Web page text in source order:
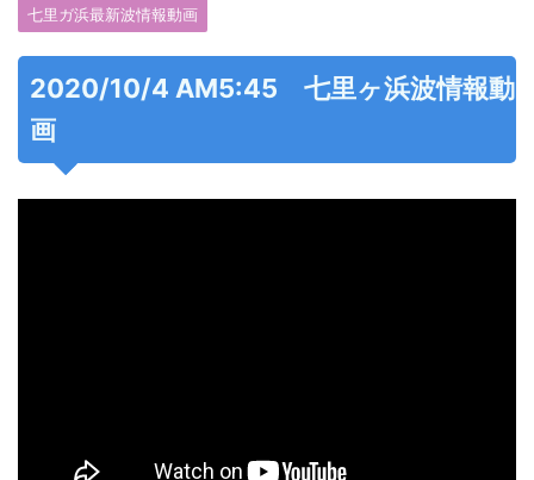
七里ガ浜最新波情報動画
2020/10/4 AM5:45 七里ヶ浜波情報動
画